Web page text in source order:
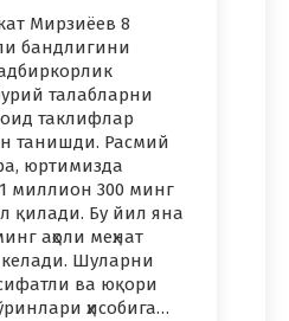
Мирзиёев 8
бандлигини
талабларни
таклифлар
танишди. Расмий
юртимизда
миллион 300 минг
қилади. Бу йил яна
аҳоли меҳнат
Шуларни
ва юқори
ҳисобига…